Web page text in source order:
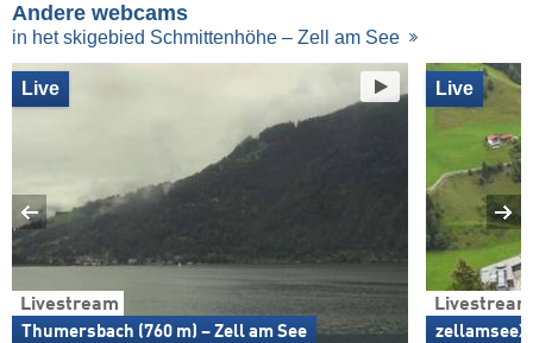
Andere webcams
in het skigebied Schmittenhöhe – Zell am See
Livestream
Thumersbach (760 m) – Zell am See
Live
Livestream
Live